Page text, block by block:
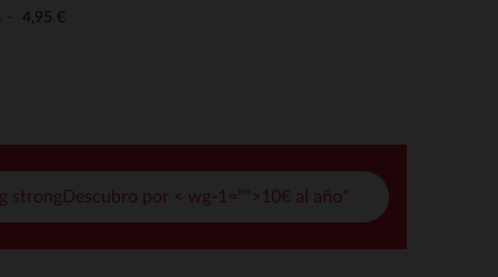
4,95 €
strongDescubro por < wg-1="">10€ al año*